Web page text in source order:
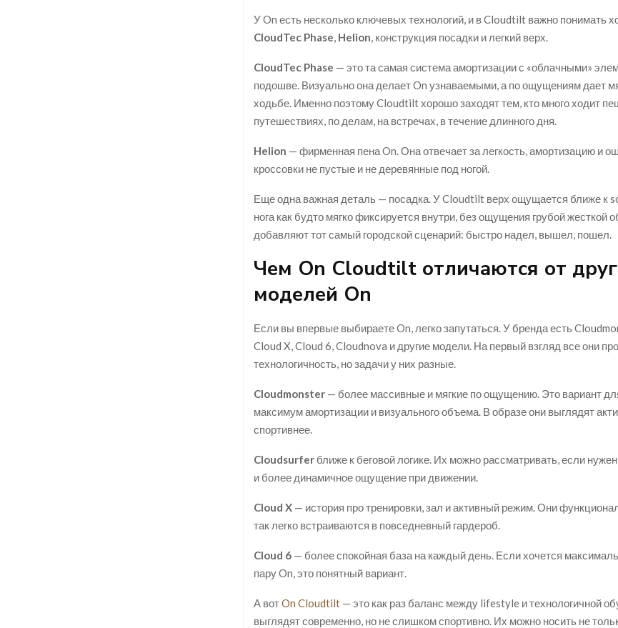
У On есть несколько ключевых технологий, и в Cloudtilt важно понимать
CloudTec Phase Helion , конструкция посадки и легкий верх.
CloudTec Phase — это та самая система амортизации с «облачными»
подошве. Визуально она делает On узнаваемыми, а по ощущениям дает
ходьбе. Именно поэтому Cloudtilt хорошо заходят тем, кто много ходит
путешествиях, по делам, на встречах, в течение длинного дня.
Helion — фирменная пена On. Она отвечает за легкость, амортизацию и
кроссовки не пустые и не деревянные под ногой.
Еще одна важная деталь — посадка. У Cloudtilt верх ощущается ближе к
нога как будто мягко фиксируется внутри, без ощущения грубой жесткой
добавляют тот самый городской сценарий: быстро надел, вышел, пошел.
Чем On Cloudtilt отличаются от
моделей On
Если вы впервые выбираете On, легко запутаться. У бренда есть
Cloud X, Cloud 6, Cloudnova и другие модели. На первый взгляд все они
технологичность, но задачи у них разные.
Cloudmonster — более массивные и мягкие по ощущению. Это вариант
максимум амортизации и визуального объема. В образе они выглядят
спортивнее.
Cloudsurfer ближе к беговой логике. Их можно рассматривать, если
и более динамичное ощущение при движении.
Cloud X — история про тренировки, зал и активный режим. Они
так легко встраиваются в повседневный гардероб.
Cloud 6 — более спокойная база на каждый день. Если хочется
пару On, это понятный вариант.
А вотOn Cloudtilt — это как раз баланс между lifestyle и технологичной
выглядят современно, но не слишком спортивно. Их можно носить не